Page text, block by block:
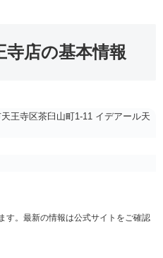
寺店の基本情報
王寺区茶臼山町1-11 イデアール天
。最新の情報は公式サイトをご確認